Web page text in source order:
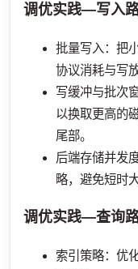
调优实践—写入
批量写入：把
协议消耗与写放
写缓冲与批次
以换取更高的
尾部。
后端存储并发
略，避免短时
调优实践—查询
索引策略：优